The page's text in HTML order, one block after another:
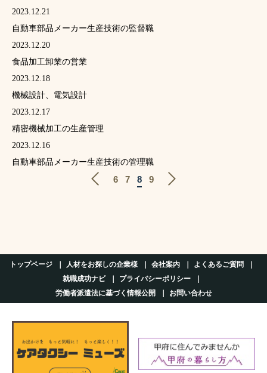
2023.12.21
自動車部品メーカー生産技術の監督職
2023.12.20
食品加工卸業の営業
2023.12.18
機械設計、電気設計
2023.12.17
精密機械加工の生産管理
2023.12.16
自動車部品メーカー生産技術の管理職
6 7 8 9
トップページ 人材をお探しの企業様 会社案内
よくあるご質問
就職成功ナビ
プライバシーポリシー
労働者派遣法に基づく情報公開
お問い合わせ